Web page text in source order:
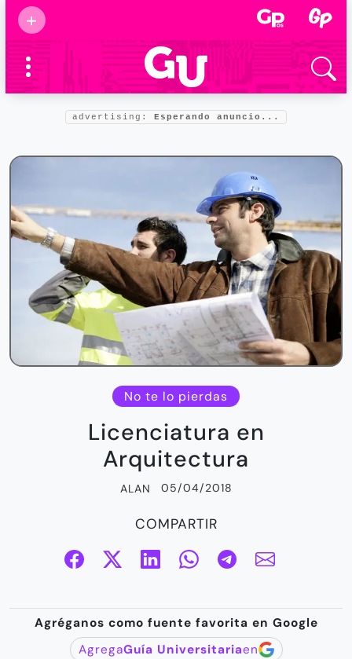
+
Supermamás
2025
Marcas de
confianza
Foro salud
advertising: Esperando anuncio...
No te lo pierdas
Licenciatura en
Arquitectura
ALAN 05/04/2018
COMPARTIR
Agréganos como fuente favorita en Google
AgregaGuía Universitariaen